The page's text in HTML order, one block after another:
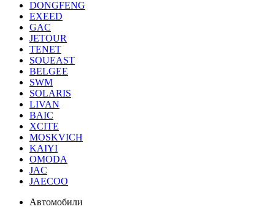
DONGFENG
EXEED
GAC
JETOUR
TENET
SOUEAST
BELGEE
SWM
SOLARIS
LIVAN
BAIC
XCITE
MOSKVICH
KAIYI
OMODA
JAC
JAECOO
Автомобили